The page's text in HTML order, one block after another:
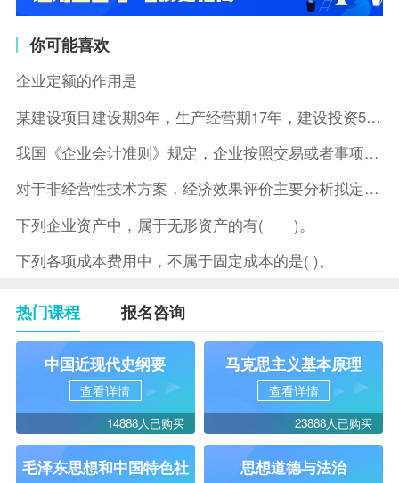
你可能喜欢
企业定额的作用是
某建设项目建设期3年，生产经营期17年，建设投资5500万元
我国《企业会计准则》规定，企业按照交易或者事项的经济特征确定
对于非经营性技术方案，经济效果评价主要分析拟定方案的( )。
下列企业资产中，属于无形资产的有( )。
下列各项成本费用中，不属于固定成本的是( )。
热门课程 报名咨询
中国近现代史纲要
查看详情
14888人已购买
马克思主义基本原理
查看详情
23888人已购买
毛泽东思想和中国特色社
思想道德与法治